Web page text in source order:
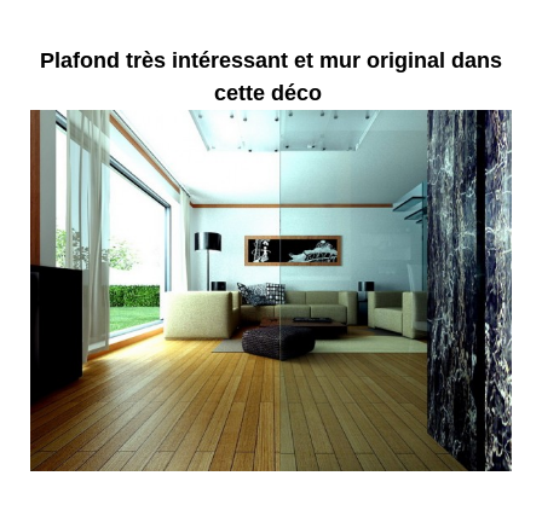
Plafond très intéressant et mur original dans
cette déco